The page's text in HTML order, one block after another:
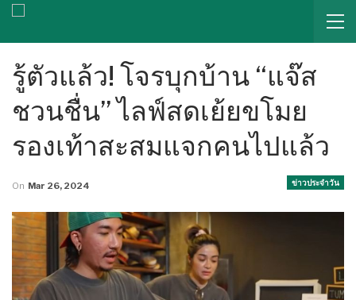
รู้ตัวแล้ว! โจรบุกบ้าน “แจ๊ส
ชวนชื่น” ไลฟ์สดเย้ยขโมย
รองเท้าสะสมแจกคนไปแล้ว
ข่าวประจำวัน
On Mar 26, 2024